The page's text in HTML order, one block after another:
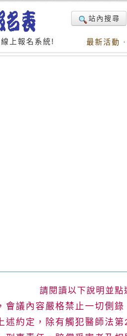
上報名系統!
站內搜尋
最新活動 ·
請閱讀以下說明並點
會議內容嚴格禁止一切側
述約定，除有觸犯醫師法第